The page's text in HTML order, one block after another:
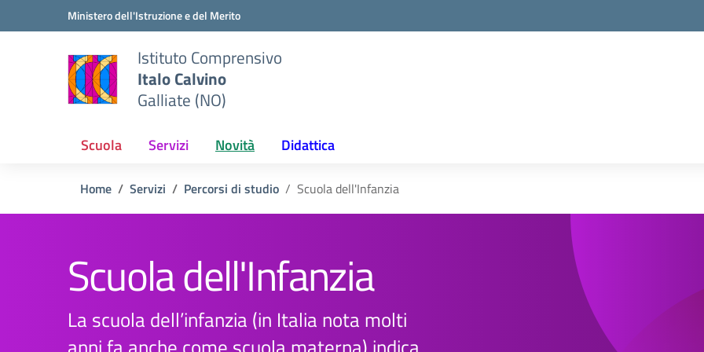
Vai ai contenuti
Vai al menu di navigazioneMinistero dell'Istruzione e del Merito
Istituto Comprensivo
Italo Calvino
Galliate (NO)
Scuola Servizi Novità Didattica
Home Servizi Percorsi di studio Scuola dell'Infanzia
Scuola dell'Infanzia
La scuola dell’infanzia (in Italia nota molti